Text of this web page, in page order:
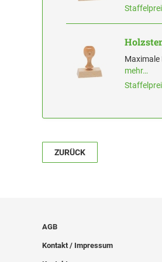
Maximale
mehr…
ZURÜCK
AGB
Kontakt / Impressum